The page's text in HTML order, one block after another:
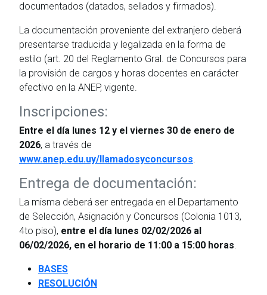
documentados (datados, sellados y firmados).
La documentación proveniente del extranjero deberá
presentarse traducida y legalizada en la forma de
estilo (art. 20 del Reglamento Gral. de Concursos para
la provisión de cargos y horas docentes en carácter
efectivo en la ANEP, vigente.
Inscripciones:
Entre el día lunes 12 y el viernes 30 de enero de
2026, a través de
www.anep.edu.uy/llamadosyconcursos.
Entrega de documentación:
La misma deberá ser entregada en el Departamento
de Selección, Asignación y Concursos (Colonia 1013,
4to piso), entre el día lunes 02/02/2026 al
06/02/2026, en el horario de 11:00 a 15:00 horas.
BASES
RESOLUCIÓN